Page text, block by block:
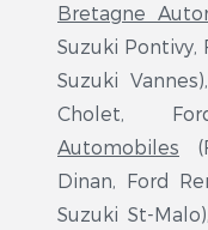
Bretagne
Suzuki Pontivy,
Suzuki
Cholet,
Automobiles
Dinan, Ford
Suzuki St-Malo),